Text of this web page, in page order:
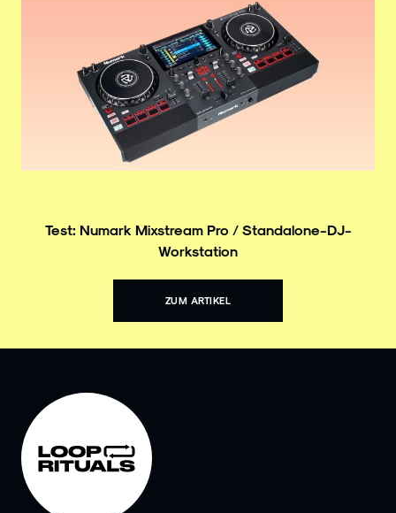
Test: Numark Mixstream Pro / Standalone-DJ-
Workstation
ZUM ARTIKEL